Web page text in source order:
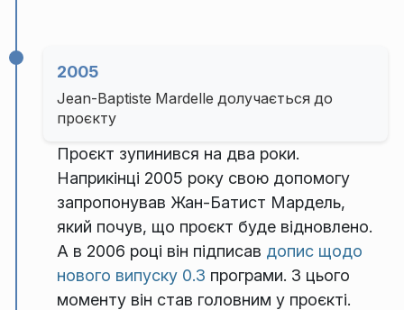
2005
Jean-Baptiste Mardelle долучається до
проєкту
Проєкт зупинився на два роки.
Наприкінці 2005 року свою допомогу
запропонував Жан-Батист Мардель,
який почув, що проєкт буде відновлено.
А в 2006 році він підписав допис щодо
нового випуску 0.3 програми. З цього
моменту він став головним у проєкті.